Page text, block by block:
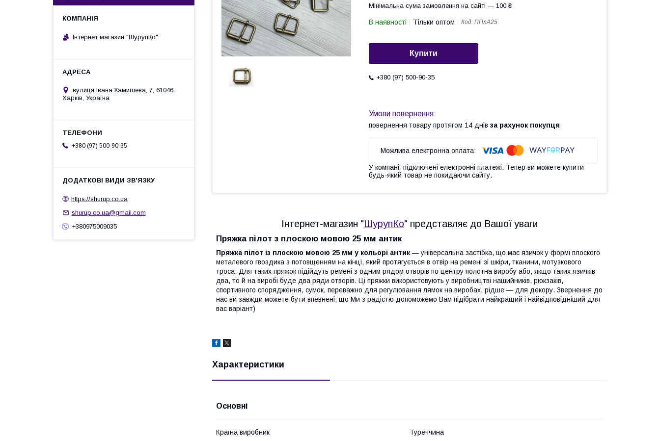
Мінімальна сума замовлення на сайті — 100 ₴
В наявності Тільки оптом Код: ППлА25
Купити
+380 (97) 500-90-35
повернення товару протягом 14 днів за рахунок покупця
У компанії підключені електронні платежі. Тепер ви можете купити
будь-який товар не покидаючи сайту.
Інтернет-магазин "ШурупКо" представляє до Вашої уваги
Пряжка пілот з плоскою мовою 25 мм антик
Пряжка пілот із плоскою мовою 25 мм у кольорі антик — універсальна застібка, що має язичок у формі плоского
металевого гвоздика з потовщенням на кінці, який протягується в отвір на ремені зі шкіри, тканини, мотузкового
троса. Для таких пряжок підійдуть ремені з одним рядом отворів по центру полотна виробу або, якщо таких язичків
два, то й на виробі буде два ряди отворів. Ці пряжки використовують у виробництві нашийників, рюкзаків,
спортивного спорядження, сумок, переважно для регулювання лямок на виробах, рідше — для декору. Звернення до
нас ви завжди можете бути впевнені, що Ми з радістю допоможемо Вам підібрати найкращий і найвідповідніший для
вас варіант)
Характеристики
Основні
Країна виробник Туреччина
Інтернет магазин "ШурупКо"
вулиця Івана Камишева, 7, 61046,
Харків, Україна
+380 (97) 500-90-35
https://shurup.co.ua
shurup.co.ua@gmail.com
+380975009035